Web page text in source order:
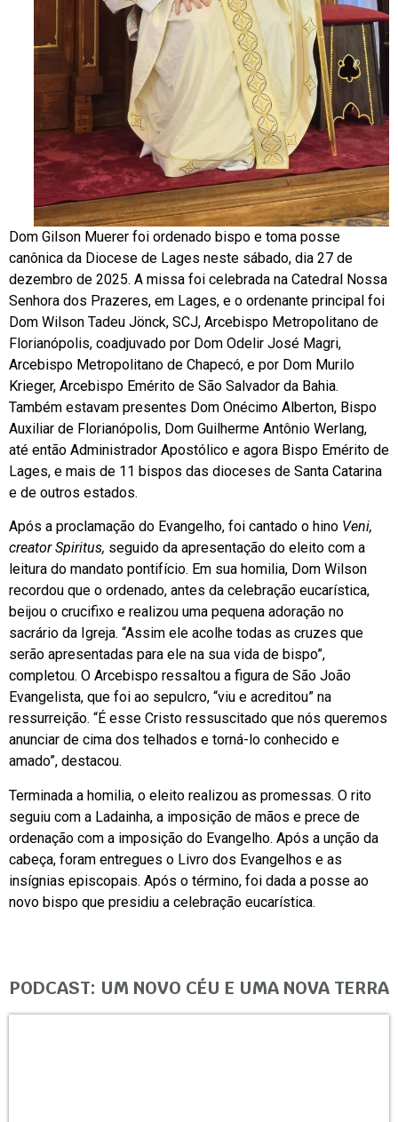
Dom Gilson Muerer foi ordenado bispo e toma posse
canônica da Diocese de Lages neste sábado, dia 27 de
dezembro de 2025. A missa foi celebrada na Catedral Nossa
Senhora dos Prazeres, em Lages, e o ordenante principal foi
Dom Wilson Tadeu Jönck, SCJ, Arcebispo Metropolitano de
Florianópolis, coadjuvado por Dom Odelir José Magri,
Arcebispo Metropolitano de Chapecó, e por Dom Murilo
Krieger, Arcebispo Emérito de São Salvador da Bahia.
Também estavam presentes Dom Onécimo Alberton, Bispo
Auxiliar de Florianópolis, Dom Guilherme Antônio Werlang,
até então Administrador Apostólico e agora Bispo Emérito de
Lages, e mais de 11 bispos das dioceses de Santa Catarina
e de outros estados.
Após a proclamação do Evangelho, foi cantado o hino Veni,
creator Spiritus, seguido da apresentação do eleito com a
leitura do mandato pontifício. Em sua homilia, Dom Wilson
recordou que o ordenado, antes da celebração eucarística,
beijou o crucifixo e realizou uma pequena adoração no
sacrário da Igreja. “Assim ele acolhe todas as cruzes que
serão apresentadas para ele na sua vida de bispo”,
completou. O Arcebispo ressaltou a figura de São João
Evangelista, que foi ao sepulcro, “viu e acreditou” na
ressurreição. “É esse Cristo ressuscitado que nós queremos
anunciar de cima dos telhados e torná-lo conhecido e
amado”, destacou.
Terminada a homilia, o eleito realizou as promessas. O rito
seguiu com a Ladainha, a imposição de mãos e prece de
ordenação com a imposição do Evangelho. Após a unção da
cabeça, foram entregues o Livro dos Evangelhos e as
insígnias episcopais. Após o término, foi dada a posse ao
novo bispo que presidiu a celebração eucarística.
PODCAST: UM NOVO CÉU E UMA NOVA TERRA